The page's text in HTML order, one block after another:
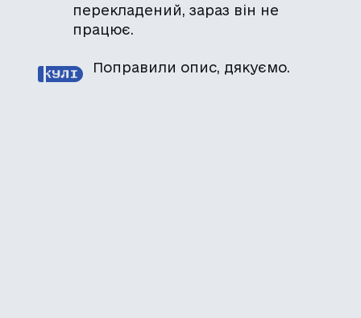
перекладений, зараз він не
працює.
Поправили опис, дякуємо.